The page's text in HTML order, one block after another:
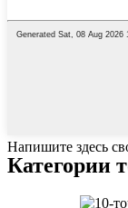
Напишите здесь
Категории